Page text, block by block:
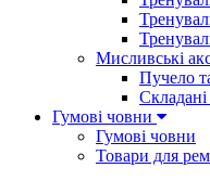
Мисливські
Пучело
Гумові човни
Гумові човни
Товари для